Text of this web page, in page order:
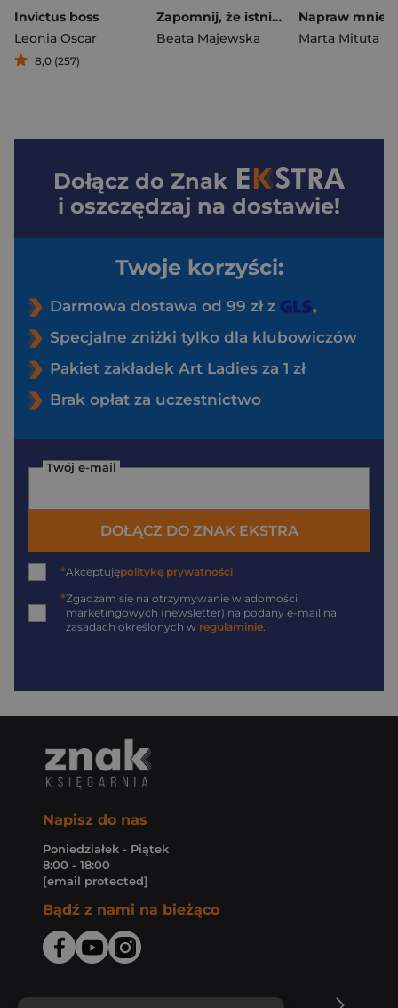
Invictus boss
Leonia Oscar
8,0 (257)
Zapomnij, że istniałem. Seria ze Snarskim. Tom 1
Beata Majewska
Marta Mituta
Dołącz do Znak
i oszczędzaj na dostawie!
Twoje korzyści:
Darmowa dostawa od 99 zł z
Specjalne zniżki tylko dla klubowiczów
Pakiet zakładek Art Ladies za 1 zł
Brak opłat za uczestnictwo
Twój e-mail
DOŁĄCZ DO ZNAK EKSTRA
*Akceptujępolitykę prywatności
*Zgadzam się na otrzymywanie wiadomości
marketingowych (newsletter) na podany e-mail na
zasadach określonych w regulaminie
Napisz do nas
Poniedziałek - Piątek
8:00 - 18:00
[email protected]
Bądź z nami na bieżąco